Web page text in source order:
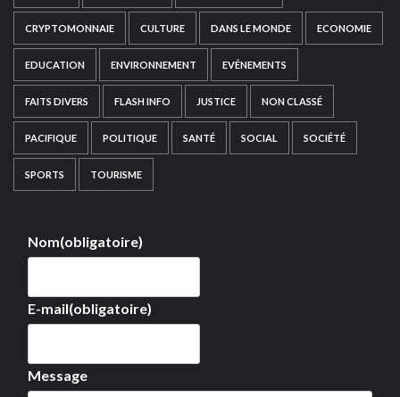
CRYPTOMONNAIE CULTURE DANS LE MONDE ECONOMIE
EDUCATION ENVIRONNEMENT EVÉNEMENTS
FAITS DIVERS FLASH INFO JUSTICE NON CLASSÉ
PACIFIQUE POLITIQUE SANTÉ SOCIAL SOCIÉTÉ
SPORTS TOURISME
Nom(obligatoire)
E-mail(obligatoire)
Message